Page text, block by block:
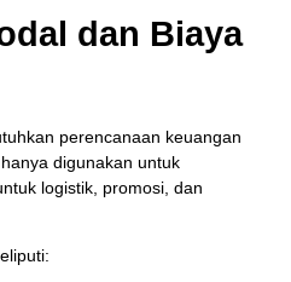
dan Biaya
perencanaan keuangan
digunakan untuk
logistik, promosi, dan